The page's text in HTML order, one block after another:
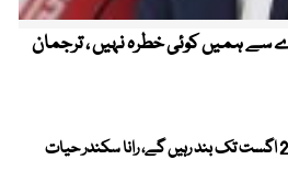
سے ہمیں کوئی خطرہ نہیں ، ترجمان